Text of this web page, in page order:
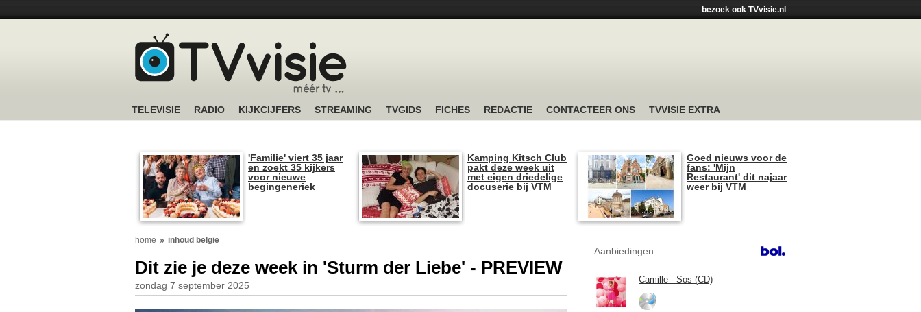
bezoek ook TVvisie.nl
TELEVISIE RADIO KIJKCIJFERS STREAMING TVGIDS FICHES REDACTIE CONTACTEER ONS TVVISIE EXTRA
'Familie' viert 35 jaar
en zoekt 35 kijkers
voor nieuwe
begingeneriek
Kamping Kitsch Club
pakt deze week uit
met eigen driedelige
docuserie bij VTM
Goed nieuws voor de
fans: 'Mijn
Restaurant' dit najaar
weer bij VTM
home inhoud belgië
Dit zie je deze week in 'Sturm der Liebe' - PREVIEW
zondag 7 september 2025
Aanbiedingen
Camille - Sos (CD)